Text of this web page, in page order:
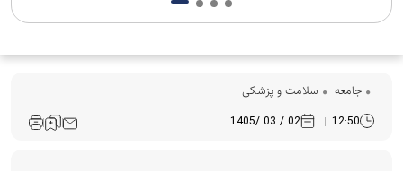
جامعه سلامت و پزشکی
12:50
02 / 03 /1405